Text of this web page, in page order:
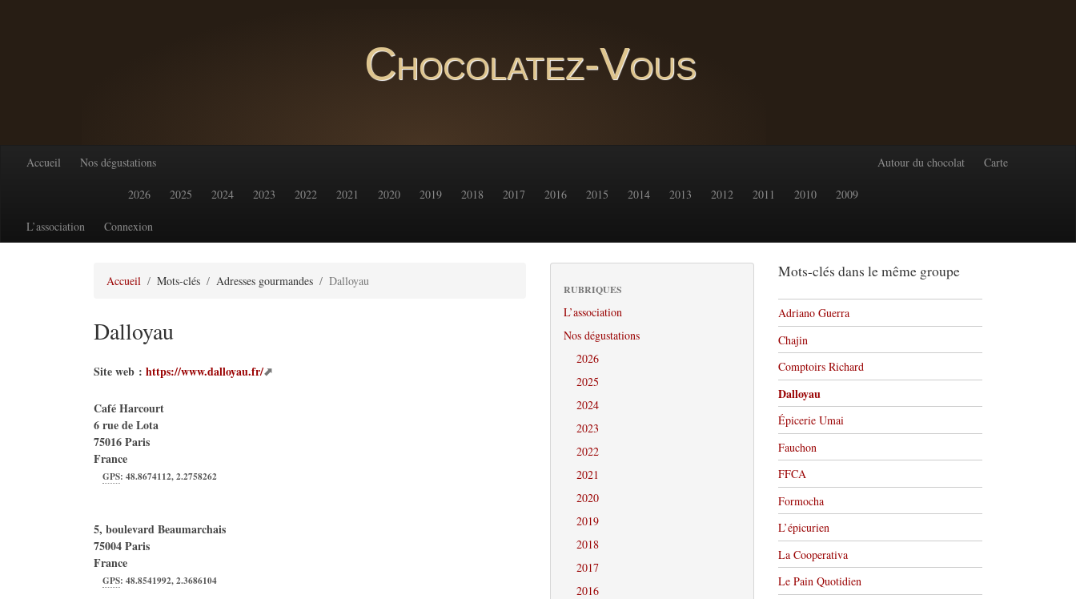
Chocolatez-Vous
Accueil Nos dégustations
2026 2025 2024 2023 2022 2021 2020 2019 2018 2017 2016 2015 2014 2013 2012 2011 2010 2009
Autour du chocolat Carte
L’association Connexion
Accueil Mots-clés Adresses gourmandes Dalloyau
Dalloyau
Site web : https://www.dalloyau.fr/
Café Harcourt
6 rue de Lota
75016Paris
France
GPS:48.8674112,2.2758262
5, boulevard Beaumarchais
75004Paris
France
GPS:48.8541992,2.3686104
RUBRIQUES
L’association
Nos dégustations
2026
2025
2024
2023
2022
2021
2020
2019
2018
2017
2016
Mots-clés dans le même groupe
Adriano Guerra
Chajin
Comptoirs Richard
Dalloyau
Épicerie Umai
Fauchon
FFCA
Formocha
L’épicurien
La Cooperativa
Le Pain Quotidien